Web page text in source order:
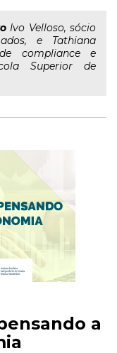
Ivo Velloso, sócio
e Tathiana
compliance e
Superior de
a